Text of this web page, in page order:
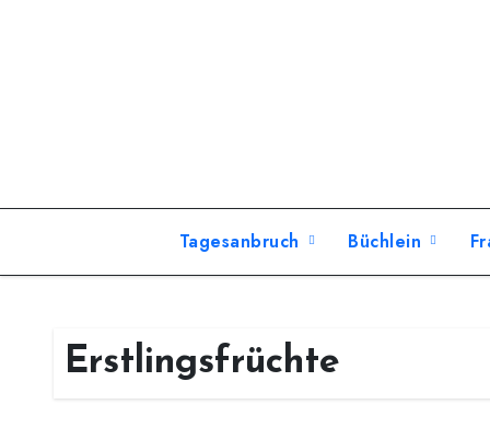
Tagesanbruch Büchlein
Erstlingsfrüchte